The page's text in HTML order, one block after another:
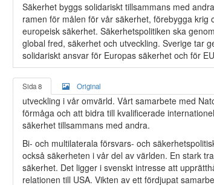
Säkerhet byggs solidariskt tillsammans med
ramen för målen för vår säkerhet, förebygga
europeisk säkerhet. Säkerhetspolitiken ska
global fred, säkerhet och utveckling. Sverige tar
solidariskt ansvar för Europas säkerhet och för
Sida 8 Original
utveckling i vår omvärld. Vårt samarbete med
förmåga och att bidra till kvalificerade
säkerhet tillsammans med andra.
Bi- och multilaterala försvars- och
också säkerheten i vår del av världen. En stark
säkerhet. Det ligger i svenskt intresse att
relationen till USA. Vikten av ett fördjupat